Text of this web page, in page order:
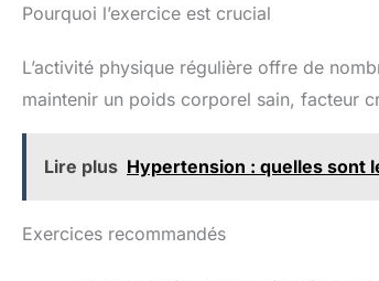
Pourquoi l’exercice est crucial
L’activité physique régulière offre de
maintenir un poids corporel sain, facteur
Lire plus Hypertension : quelles sont
Exercices recommandés